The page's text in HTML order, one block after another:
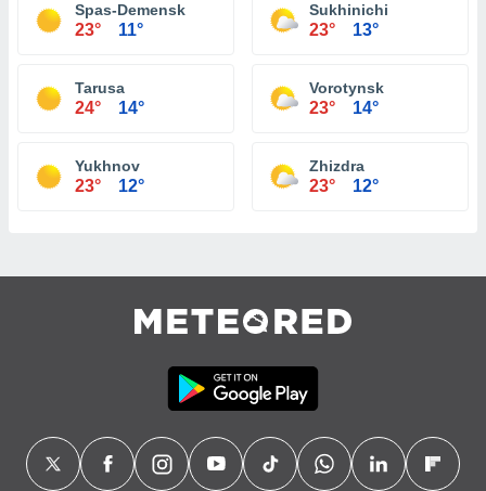
Spas-Demensk
23° 11°
Sukhinichi
23° 13°
Tarusa
24° 14°
Vorotynsk
23° 14°
Yukhnov
23° 12°
Zhizdra
23° 12°